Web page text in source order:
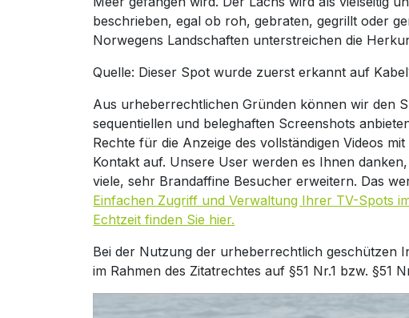
beschrieben, egal ob roh, gebraten, gegrillt oder
Norwegens Landschaften unterstreichen die
Quelle: Dieser Spot wurde zuerst erkannt auf
Aus urheberrechtlichen Gründen können wir den
sequentiellen und beleghaften Screenshots
Rechte für die Anzeige des vollständigen Videos
Kontakt auf. Unsere User werden es Ihnen
viele, sehr Brandaffine Besucher erweitern. Das
Einfachen Zugriff und Verwaltung Ihrer TV-Spots
Echtzeit finden Sie hier.
Bei der Nutzung der urheberrechtlich geschützen
im Rahmen des Zitatrechtes auf §51 Nr.1 bzw. §51